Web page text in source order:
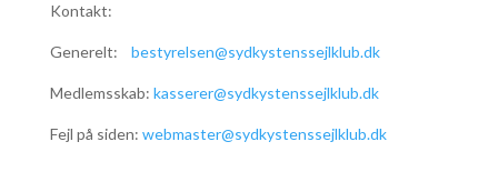
Kontakt:
Generelt: bestyrelsen@sydkystenssejlklub.dk
Medlemsskab: kasserer@sydkystenssejlklub.dk
Fejl på siden: webmaster@sydkystenssejlklub.dk